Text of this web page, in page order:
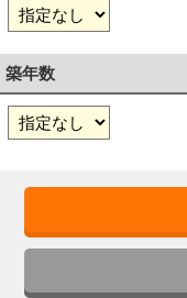
築年数